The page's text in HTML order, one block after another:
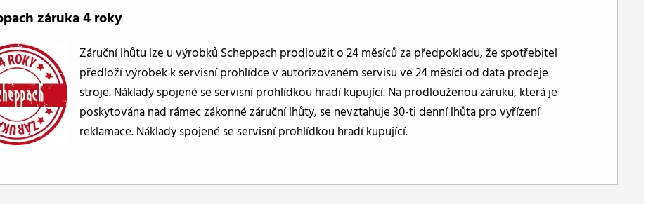
záruka 4 roky
Záruční lhůtu lze u výrobků Scheppach prodloužit o 24 měsíců za předpokladu, že spotřebitel
předloží výrobek k servisní prohlídce v autorizovaném servisu ve 24 měsíci od data prodeje
stroje. Náklady spojené se servisní prohlídkou hradí kupující. Na prodlouženou záruku, která je
poskytována nad rámec zákonné záruční lhůty, se nevztahuje 30-ti denní lhůta pro vyřízení
reklamace. Náklady spojené se servisní prohlídkou hradí kupující.